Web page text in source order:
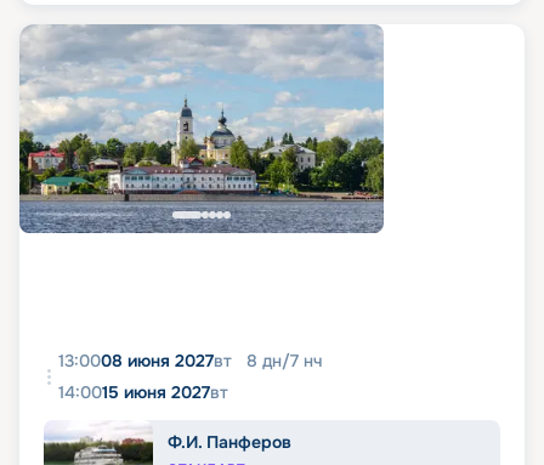
13:0008 июня 2027вт 8 дн/7 нч
14:0015 июня 2027вт
Ф.И. Панферов